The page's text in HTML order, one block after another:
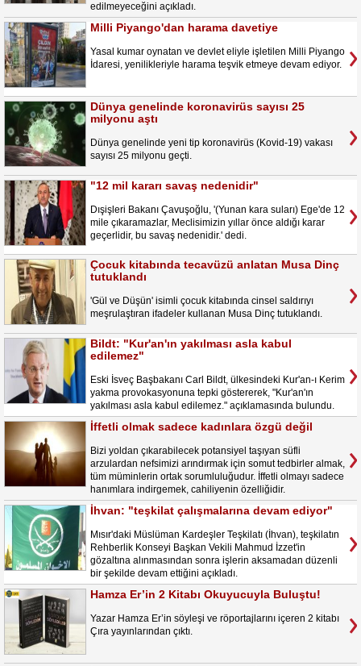
edilmeyeceğini açıkladı.
Milli Piyango'dan harama davetiye
Yasal kumar oynatan ve devlet eliyle işletilen Milli Piyango
İdaresi, yenilikleriyle harama teşvik etmeye devam ediyor.
Dünya genelinde koronavirüs sayısı 25
milyonu aştı
Dünya genelinde yeni tip koronavirüs (Kovid-19) vakası
sayısı 25 milyonu geçti.
"12 mil kararı savaş nedenidir"
Dışişleri Bakanı Çavuşoğlu, '(Yunan kara suları) Ege'de 12
mile çıkaramazlar, Meclisimizin yıllar önce aldığı karar
geçerlidir, bu savaş nedenidir.' dedi.
Çocuk kitabında tecavüzü anlatan Musa Dinç
tutuklandı
'Gül ve Düşün' isimli çocuk kitabında cinsel saldırıyı
meşrulaştıran ifadeler kullanan Musa Dinç tutuklandı.
Bildt: "Kur'an'ın yakılması asla kabul
edilemez"
Eski İsveç Başbakanı Carl Bildt, ülkesindeki Kur'an-ı Kerim
yakma provokasyonuna tepki göstererek, "Kur'an'ın
yakılması asla kabul edilemez." açıklamasında bulundu.
İffetli olmak sadece kadınlara özgü değil
Bizi yoldan çıkarabilecek potansiyel taşıyan süfli
arzulardan nefsimizi arındırmak için somut tedbirler almak,
tüm müminlerin ortak sorumluluğudur. İffetli olmayı sadece
hanımlara indirgemek, cahiliyenin özelliğidir.
İhvan: "teşkilat çalışmalarına devam ediyor"
Mısır'daki Müslüman Kardeşler Teşkilatı (İhvan), teşkilatın
Rehberlik Konseyi Başkan Vekili Mahmud İzzet'in
gözaltına alınmasından sonra işlerin aksamadan düzenli
bir şekilde devam ettiğini açıkladı.
Hamza Er’in 2 Kitabı Okuyucuyla Buluştu!
Yazar Hamza Er’in söyleşi ve röportajlarını içeren 2 kitabı
Çıra yayınlarından çıktı.